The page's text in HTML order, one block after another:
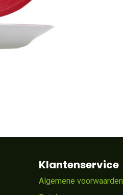
Klantenservice
Algemene voorwaarden